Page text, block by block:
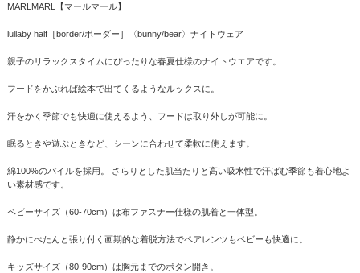
MARLMARL【マールマール】
lullaby half［border/ボーダー］〈bunny/bear〉ナイトウェア
親子のリラックスタイムにぴったりな春夏仕様のナイトウエアです。
フードをかぶれば絵本で出てくるようなルックスに。
汗をかく季節でも快適に使えるよう、フードは取り外しが可能に。
眠るときや遊ぶときなど、シーンに合わせて柔軟に使えます。
綿100%のパイルを採用。 さらりとした肌当たりと高い吸水性で汗ばむ季節も着心地よ
い素材感です。
ベビーサイズ（60-70cm）は布ファスナー仕様の肌着と一体型。
静かにぺたんと張り付く画期的な着脱方法でペアレンツもベビーも快適に。
キッズサイズ（80-90cm）は胸元までのボタン開き。